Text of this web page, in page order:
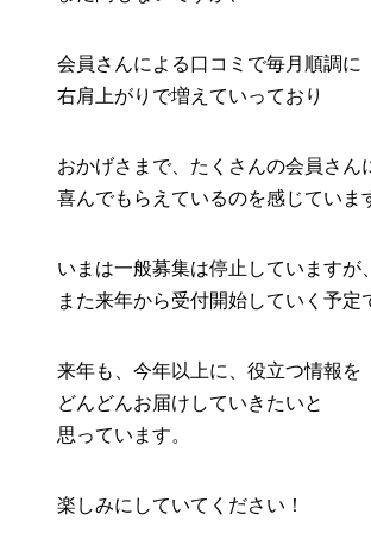
会員さんによる口コミで毎月順調に
右肩上がりで増えていっており
おかげさまで、たくさんの会員さん
喜んでもらえているのを感じていま
いまは一般募集は停止していますが、
また来年から受付開始していく予定
来年も、今年以上に、役立つ情報を
どんどんお届けしていきたいと
思っています。
楽しみにしていてください！